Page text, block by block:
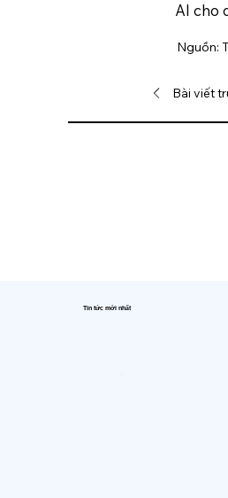
AI cho
Nguồn:
Bài viết
Tin tức mới nhất